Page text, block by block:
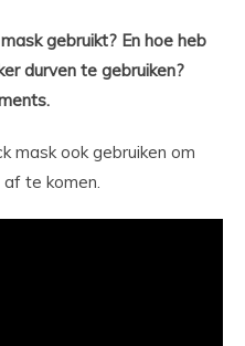
gebruikt? En hoe heb
durven te gebruiken?
mask ook gebruiken om
te komen.